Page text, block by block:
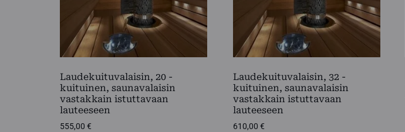
Laudekuituvalaisin, 20 -
kuituinen, saunavalaisin
vastakkain istuttavaan
lauteeseen
555,00 €
Laudekuituvalaisin, 32 -
kuituinen, saunavalaisin
vastakkain istuttavaan
lauteeseen
610,00 €